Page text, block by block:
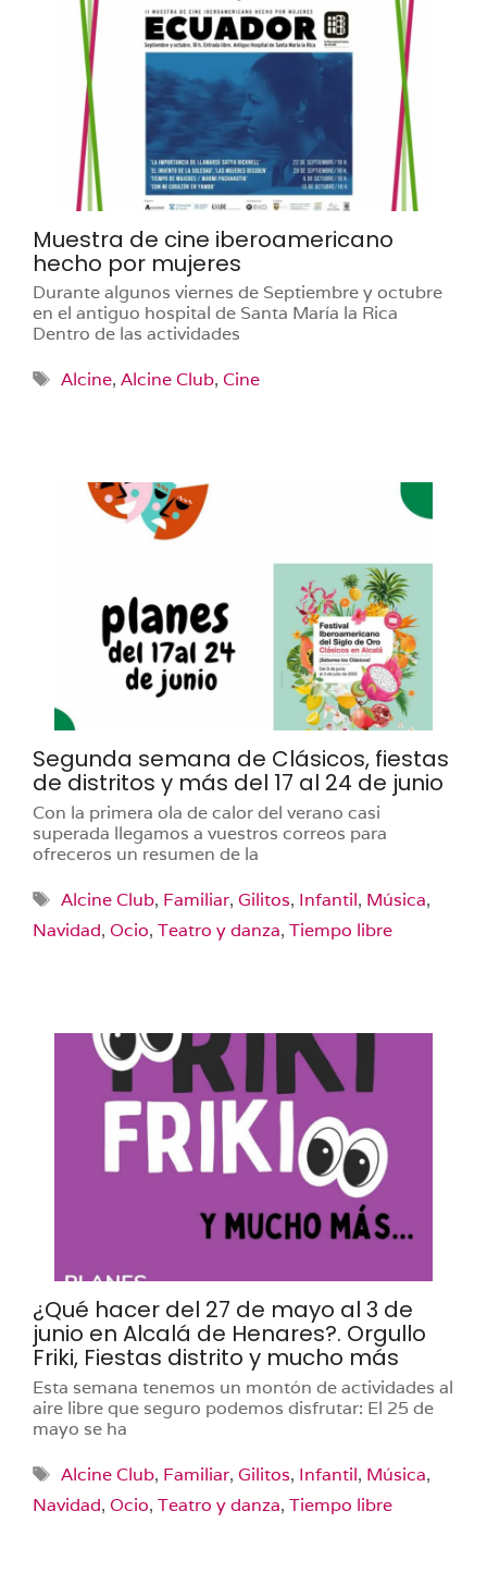
Muestra de cine iberoamericano
hecho por mujeres
Durante algunos viernes de Septiembre y octubre
en el antiguo hospital de Santa María la Rica
Dentro de las actividades
Etiquetas
Alcine, Alcine Club, Cine
Segunda semana de Clásicos, fiestas
de distritos y más del 17 al 24 de junio
Con la primera ola de calor del verano casi
superada llegamos a vuestros correos para
ofreceros un resumen de la
Etiquetas
Alcine Club, Familiar, Gilitos, Infantil, Música,
Navidad, Ocio, Teatro y danza, Tiempo libre
¿Qué hacer del 27 de mayo al 3 de
junio en Alcalá de Henares?. Orgullo
Friki, Fiestas distrito y mucho más
Esta semana tenemos un montón de actividades al
aire libre que seguro podemos disfrutar: El 25 de
mayo se ha
Etiquetas
Alcine Club, Familiar, Gilitos, Infantil, Música,
Navidad, Ocio, Teatro y danza, Tiempo libre